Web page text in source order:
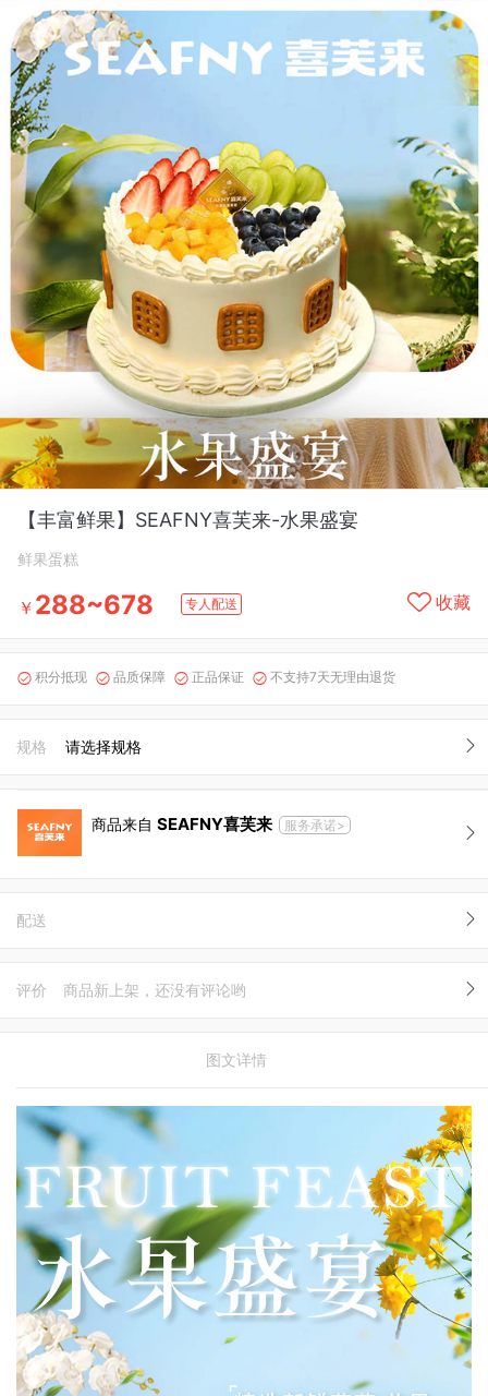
【丰富鲜果】SEAFNY喜芙来-水果盛宴
鲜果蛋糕
￥ 288~678 专人配送 收藏
 积分抵现  品质保障  正品保证  不支持7天无理由退货
规格 请选择规格
商品来自 SEAFNY喜芙来 服务承诺>
配送
评价 商品新上架，还没有评论哟
图文详情